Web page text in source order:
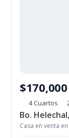
$170,000
4 Cuartos
Bo.
Casa en venta